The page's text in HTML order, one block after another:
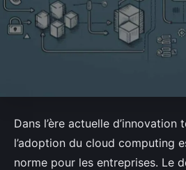
Dans l’ère actuelle
l’adoption du cloud computing
norme pour les entreprises. Le